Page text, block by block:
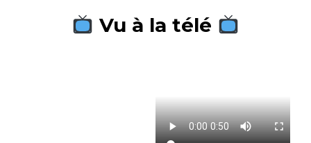
Vu à la télé